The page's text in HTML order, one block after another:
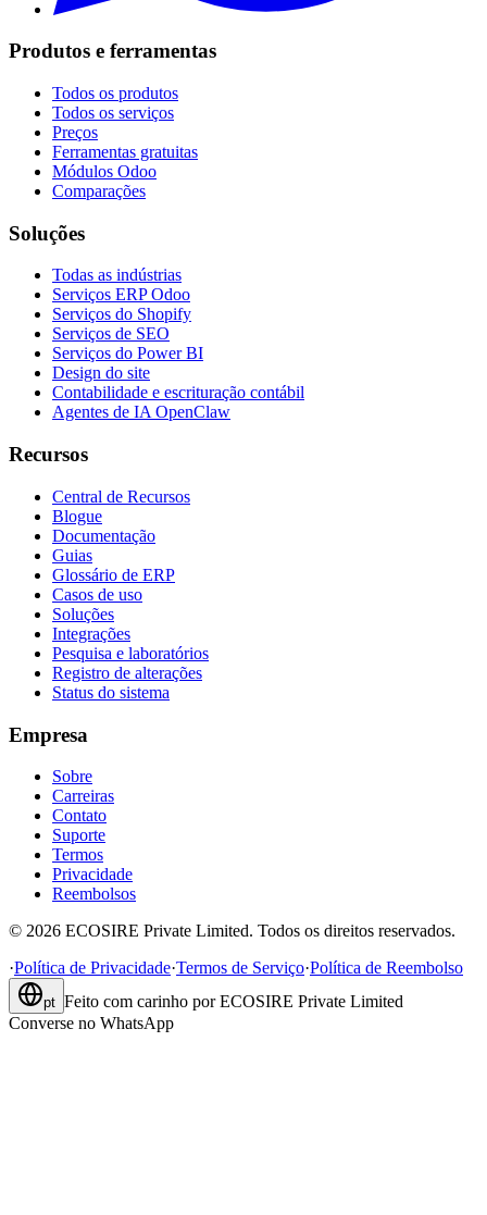
Produtos e ferramentas
Todos os produtos
Todos os serviços
Preços
Ferramentas gratuitas
Módulos Odoo
Comparações
Soluções
Todas as indústrias
Serviços ERP Odoo
Serviços do Shopify
Serviços de SEO
Serviços do Power BI
Design do site
Contabilidade e escrituração contábil
Agentes de IA OpenClaw
Recursos
Central de Recursos
Blogue
Documentação
Guias
Glossário de ERP
Casos de uso
Soluções
Integrações
Pesquisa e laboratórios
Registro de alterações
Status do sistema
Empresa
Sobre
Carreiras
Contato
Suporte
Termos
Privacidade
Reembolsos
© 2026 ECOSIRE Private Limited. Todos os direitos reservados.
·Política de Privacidade·Termos de Serviço·Política de Reembolso
pt Feito com carinho por ECOSIRE Private Limited
Converse no WhatsApp